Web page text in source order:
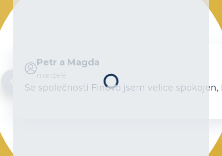
Petr a Magda
manželé
Se společností Finovo jsem velice